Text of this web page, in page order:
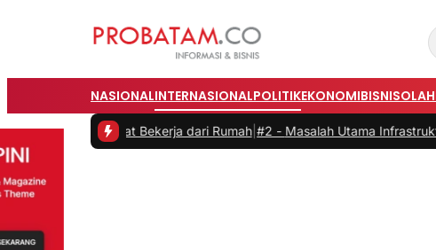
NASIONALINTERNASIONALPOLITIKEKONOMIBISNIS
saat Bekerja dari Rumah|#2 -Masalah Utama Infrastruktur Pengisian